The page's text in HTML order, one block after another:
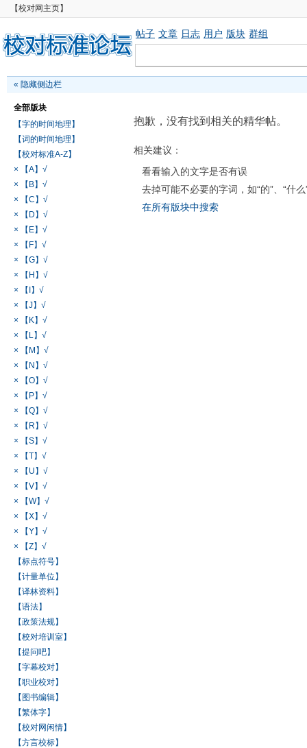
【校对网主页】
帖子 文章 日志 用户 版块 群组
« 隐藏侧边栏
全部版块
【字的时间地理】
【词的时间地理】
【校对标准A-Z】
× 【A】√
× 【B】√
× 【C】√
× 【D】√
× 【E】√
× 【F】√
× 【G】√
× 【H】√
× 【I】√
× 【J】√
× 【K】√
× 【L】√
× 【M】√
× 【N】√
× 【O】√
× 【P】√
× 【Q】√
× 【R】√
× 【S】√
× 【T】√
× 【U】√
× 【V】√
× 【W】√
× 【X】√
× 【Y】√
× 【Z】√
【标点符号】
【计量单位】
【译林资料】
【语法】
【政策法规】
【校对培训室】
【提问吧】
【字幕校对】
【职业校对】
【图书编辑】
【繁体字】
【校对网闲情】
【方言校标】
抱歉，没有找到相关的精华帖。
相关建议：
看看输入的文字是否有误
去掉可能不必要的字词，如“的”、“什么
在所有版块中搜索